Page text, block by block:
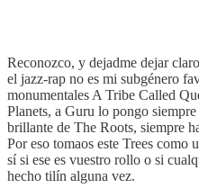
Reconozco, y dejadme dejar
el jazz-rap no es mi subgénero
monumentales A Tribe Called
Planets, a Guru lo pongo
brillante de The Roots, siempre
Por eso tomaos este Trees como
sí si ese es vuestro rollo o si
hecho tilín alguna vez.